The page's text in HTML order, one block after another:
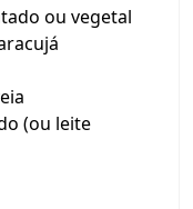
ou vegetal
(ou leite